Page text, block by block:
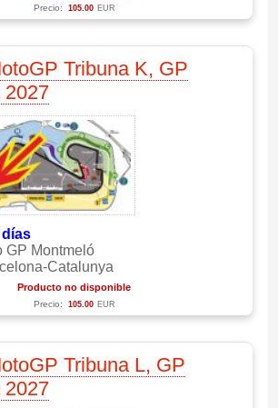
Precio: 105.00 EUR
Tribuna K, GP
2027
días
GP Montmeló
Catalunya
Producto no disponible
Precio: 105.00 EUR
Tribuna L, GP
2027